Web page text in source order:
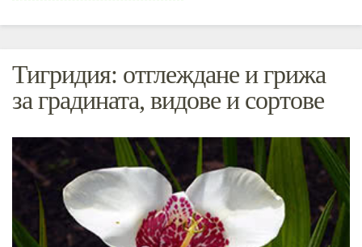
Тигридия: отглеждане и грижа
за градината, видове и сортове